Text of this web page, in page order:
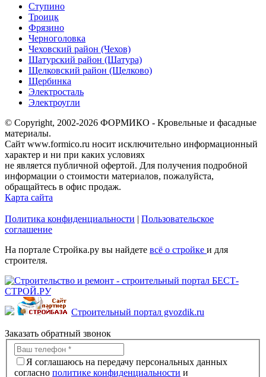
Ступино
Троицк
Фрязино
Черноголовка
Чеховский район (Чехов)
Шатурский район (Шатура)
Щелковский район (Щелково)
Щербинка
Электросталь
Электроугли
© Copyright, 2002-2026 ФОРМИКО - Кровельные и фасадные
материалы.
Сайт www.formico.ru носит исключительно информационный
характер и ни при каких условиях
не является публичной офертой. Для получения подробной
информации о стоимости материалов, пожалуйста,
обращайтесь в офис продаж.
Карта сайта
Политика конфиденциальности | Пользовательское
соглашение
На портале Стройка.ру вы найдете всё о стройке и для
строителя.
Строительный портал gvozdik.ru
Заказать обратный звонок
Я соглашаюсь на передачу персональных данных
согласно политике конфиденциальности и